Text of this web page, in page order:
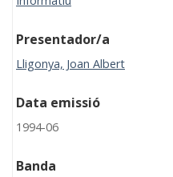
Presentador/a
Lligonya, Joan Albert
Data emissió
1994-06
Banda